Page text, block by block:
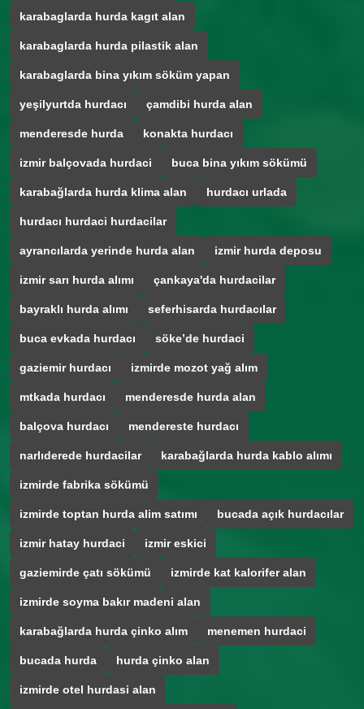
karabaglarda hurda kagıt alan
karabaglarda hurda pilastik alan
karabaglarda bina yıkım söküm yapan
yeşilyurtda hurdacı çamdibi hurda alan
menderesde hurda konakta hurdacı
izmir balçovada hurdaci buca bina yıkım sökümü
karabağlarda hurda klima alan hurdacı urlada
hurdacı hurdaci hurdacilar
ayrancılarda yerinde hurda alan izmir hurda deposu
izmir sarı hurda alımı çankaya'da hurdacilar
bayraklı hurda alımı seferhisarda hurdacılar
buca evkada hurdacı söke’de hurdaci
gaziemir hurdacı izmirde mozot yağ alım
mtkada hurdacı menderesde hurda alan
balçova hurdacı mendereste hurdacı
narlıderede hurdacilar karabağlarda hurda kablo alımı
izmirde fabrika sökümü
izmirde toptan hurda alim satımı bucada açık hurdacılar
izmir hatay hurdaci izmir eskici
gaziemirde çatı sökümü izmirde kat kalorifer alan
izmirde soyma bakır madeni alan
karabağlarda hurda çinko alım menemen hurdaci
bucada hurda hurda çinko alan
izmirde otel hurdasi alan